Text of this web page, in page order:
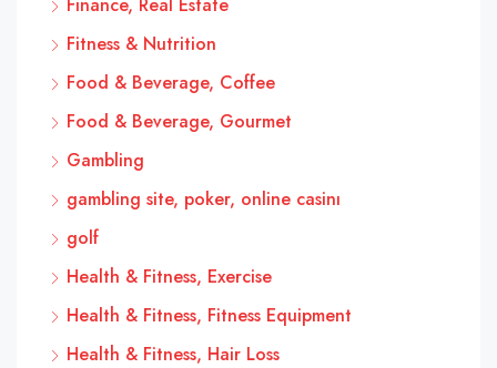
Fitness & Nutrition
Food & Beverage, Coffee
Food & Beverage, Gourmet
Gambling
gambling site, poker, online casinı
golf
Health & Fitness, Exercise
Health & Fitness, Fitness Equipment
Health & Fitness, Hair Loss